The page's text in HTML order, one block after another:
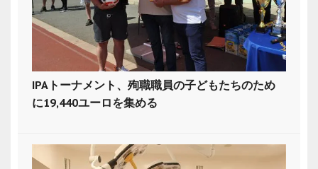
IPAトーナメント、殉職職員の子どもたちのため
に19,440ユーロを集める